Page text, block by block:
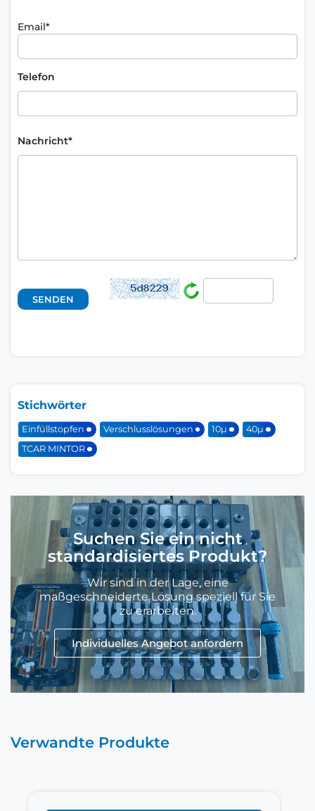
Email*
Telefon
Nachricht*
Stichwörter
Einfüllstopfen Verschlusslösungen 10μ
40μ
TCAR MINTOR
Suchen Sie ein nicht
standardisiertes Produkt?
Wir sind in der Lage, eine
maßgeschneiderte Lösung speziell für Sie
zu erarbeiten.
Individuelles Angebot anfordern
Verwandte Produkte